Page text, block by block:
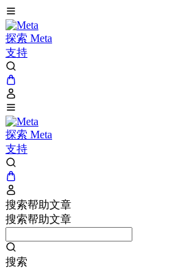
探索 Meta
支持
探索 Meta
支持
搜索帮助文章
搜索帮助文章
搜索